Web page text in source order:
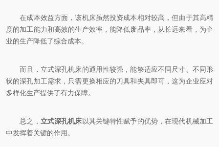
在成本效益方面，该机床虽然投资成本相对较高，但由于其高精
度的加工能力和高效的生产效率，能降低废品率，从长远来看，为企
业的生产降低了综合成本。
而且，立式深孔机床的通用性较强，能够适应不同尺寸、不同形
状的深孔加工需求，只需更换相应的刀具和夹具即可，这为企业应对
多样化生产提供了有力保障。
总之， 立式深孔机床以其关键特性赋予的优势，在现代机械加工
中发挥着关键的作用。